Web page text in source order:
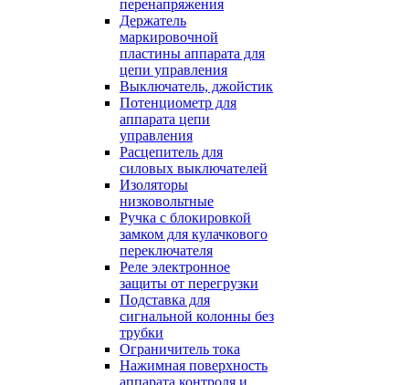
перенапряжения
Держатель
маркировочной
пластины аппарата для
цепи управления
Выключатель, джойстик
Потенциометр для
аппарата цепи
управления
Расцепитель для
силовых выключателей
Изоляторы
низковольтные
Ручка с блокировкой
замком для кулачкового
переключателя
Реле электронное
защиты от перегрузки
Подставка для
сигнальной колонны без
трубки
Ограничитель тока
Нажимная поверхность
аппарата контроля и